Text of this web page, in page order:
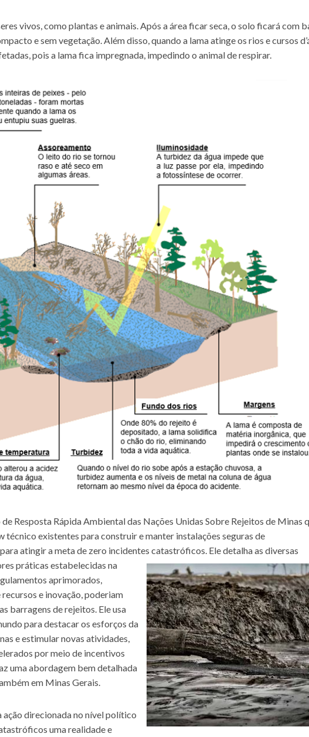
vivos, como plantas e animais. Após a área ficar seca, o solo ficará com
e sem vegetação. Além disso, quando a lama atinge os rios e cursos
pois a lama fica impregnada, impedindo o animal de respirar.
Resposta Rápida Ambiental das Nações Unidas Sobre Rejeitos de Minas
técnico existentes para construir e manter instalações seguras de
atingir a meta de zero incidentes catastróficos. Ele detalha as diversas
práticas estabelecidas na
aprimorados,
e inovação, poderiam
barragens de rejeitos. Ele usa
para destacar os esforços da
e estimular novas atividades,
por meio de incentivos
uma abordagem bem detalhada
em Minas Gerais.
ação direcionada no nível político
uma realidade e